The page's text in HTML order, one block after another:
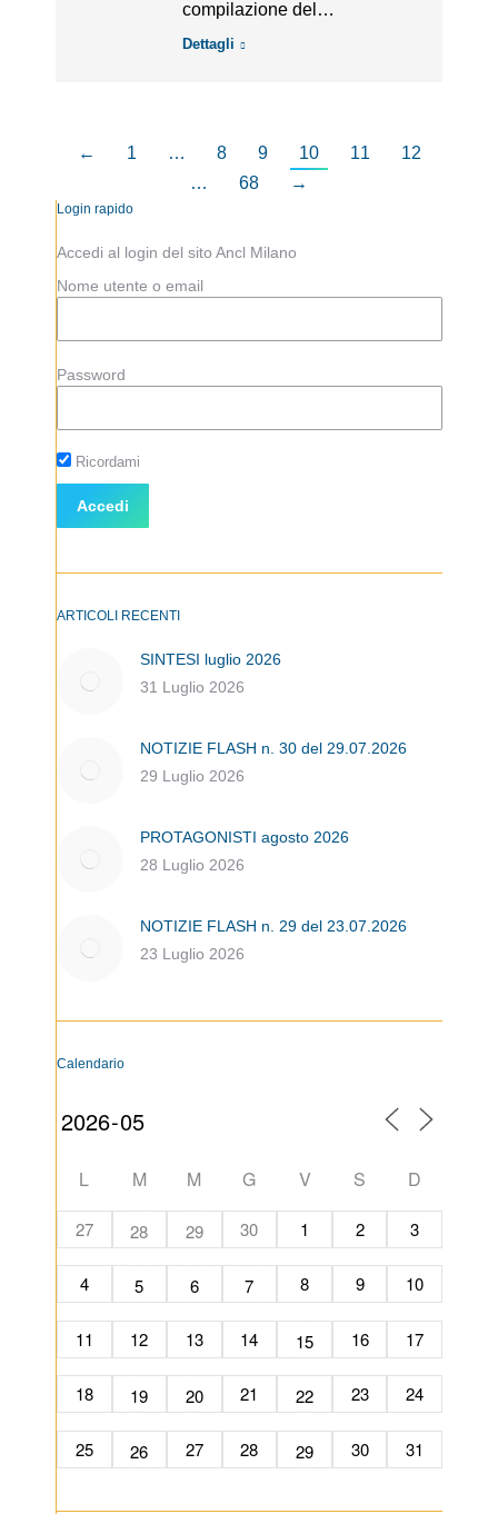
compilazione del…
Dettagli
← 1 … 8 9 10 11
12
…
68 →
Login rapido
Accedi al login del sito Ancl Milano
Nome utente o email
Password
Ricordami
ARTICOLI RECENTI
SINTESI luglio 2026
31 Luglio 2026
NOTIZIE FLASH n. 30 del 29.07.2026
29 Luglio 2026
PROTAGONISTI agosto 2026
28 Luglio 2026
NOTIZIE FLASH n. 29 del 23.07.2026
23 Luglio 2026
Calendario
L M M G V S D
27 28 29 30 1 2 3
4 5 6 7 8 9 10
11 12 13 14 15 16 17
18 19 20 21 22 23 24
25 26 27 28 29 30 31